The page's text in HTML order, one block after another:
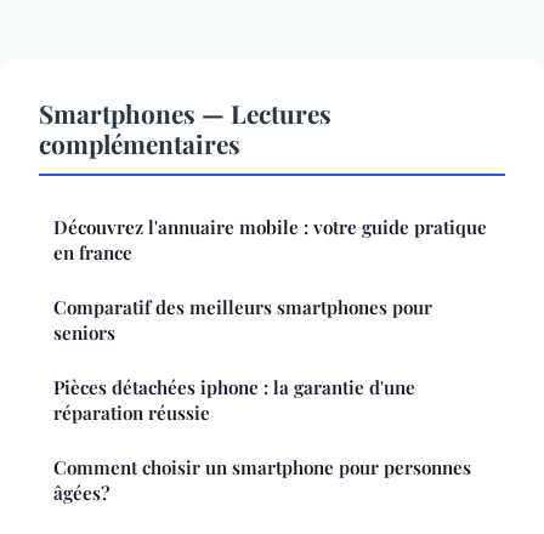
Smartphones — Lectures
complémentaires
Découvrez l'annuaire mobile : votre guide pratique
en france
Comparatif des meilleurs smartphones pour
seniors
Pièces détachées iphone : la garantie d'une
réparation réussie
Comment choisir un smartphone pour personnes
âgées?